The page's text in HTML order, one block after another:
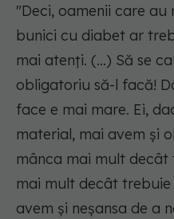
"Deci, oamenii care
bunici cu diabet ar
mai atenți. (...) Să se
obligatoriu să-l facă!
face e mai mare. Ei,
material, mai avem și
mânca mai mult
mai mult decât
avem și neșansa de a